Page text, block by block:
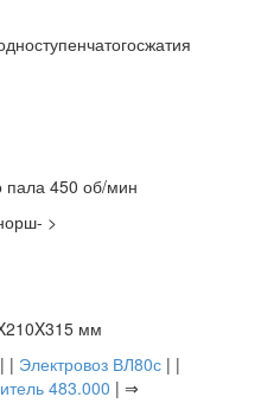
пала 450 об/мин
>
мм
| | Электровоз ВЛ80с | |
483.000 | ⇒